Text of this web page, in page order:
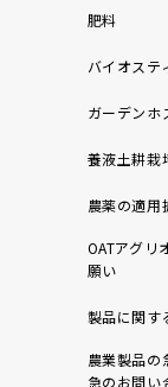
肥料
バイオステ
ガーデンホ
養液土耕栽
農薬の適用
OATアグリ
願い
製品に関す
農業製品の
急のお問い